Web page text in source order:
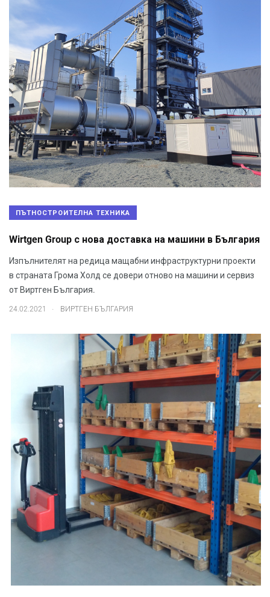
ПЪТНОСТРОИТЕЛНА ТЕХНИКА
Wirtgen Group с нова доставка на машини в България
Изпълнителят на редица мащабни инфраструктурни проекти
в страната Грома Холд се довери отново на машини и сервиз
от Виртген България.
24.02.2021 . ВИРТГЕН БЪЛГАРИЯ